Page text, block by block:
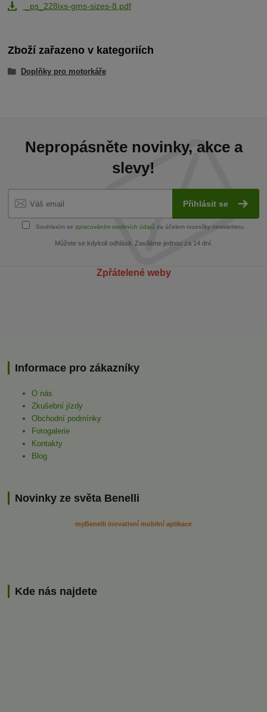
_ps_228ixs-gms-sizes-8.pdf
Zboží zařazeno v kategoriích
Doplňky pro motorkáře
Nepropásněte novinky, akce a
slevy!
Přihlásit se
Souhlasím se zpracováním osobních údajů za účelem rozesílky newsletteru.
Můžete se kdykoli odhlásit. Zasíláme jednou za 14 dní.
Zpřátelené weby
Informace pro zákazníky
O nás
Zkušební jízdy
Obchodní podmínky
Fotogalerie
Kontakty
Blog
Novinky ze světa Benelli
myBenelli inovativní mobilní aplikace
Kde nás najdete